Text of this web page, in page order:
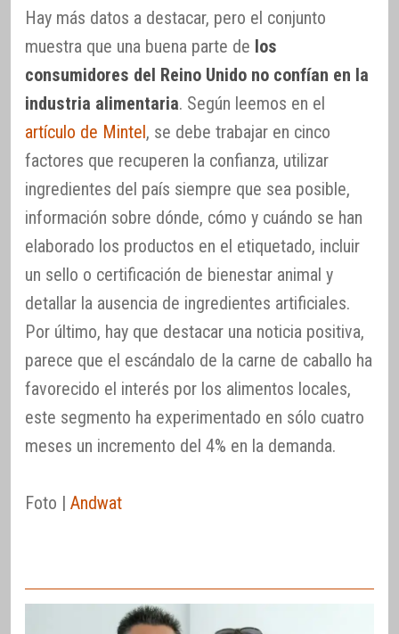
Hay más datos a destacar, pero el conjunto
muestra que una buena parte de los
consumidores del Reino Unido no confían en la
industria alimentaria. Según leemos en el
artículo de Mintel, se debe trabajar en cinco
factores que recuperen la confianza, utilizar
ingredientes del país siempre que sea posible,
información sobre dónde, cómo y cuándo se han
elaborado los productos en el etiquetado, incluir
un sello o certificación de bienestar animal y
detallar la ausencia de ingredientes artificiales.
Por último, hay que destacar una noticia positiva,
parece que el escándalo de la carne de caballo ha
favorecido el interés por los alimentos locales,
este segmento ha experimentado en sólo cuatro
meses un incremento del 4% en la demanda.
Foto | Andwat